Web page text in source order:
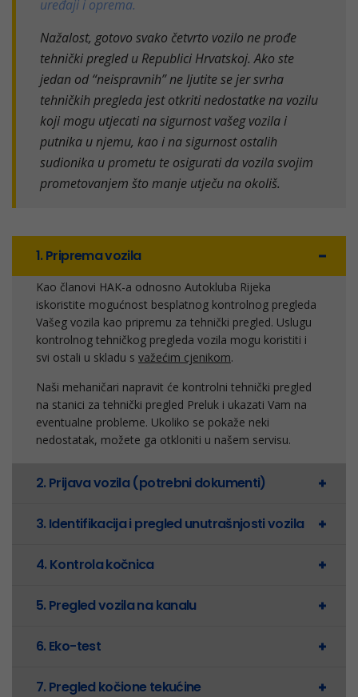
uređaji i oprema.
Nažalost, gotovo svako četvrto vozilo ne prođe
tehnički pregled u Republici Hrvatskoj. Ako ste
jedan od “neispravnih” ne ljutite se jer svrha
tehničkih pregleda jest otkriti nedostatke na vozilu
koji mogu utjecati na sigurnost vašeg vozila i
putnika u njemu, kao i na sigurnost ostalih
sudionika u prometu te osigurati da vozila svojim
prometovanjem što manje utječu na okoliš.
1. Priprema vozila
Kao članovi HAK-a odnosno Autokluba Rijeka
iskoristite mogućnost besplatnog kontrolnog pregleda
Vašeg vozila kao pripremu za tehnički pregled. Uslugu
kontrolnog tehničkog pregleda vozila mogu koristiti i
svi ostali u skladu s važećim cjenikom.
Naši mehaničari napravit će kontrolni tehnički pregled
na stanici za tehnički pregled Preluk i ukazati Vam na
eventualne probleme. Ukoliko se pokaže neki
nedostatak, možete ga otkloniti u našem servisu.
2. Prijava vozila (potrebni dokumenti)
3. Identifikacija i pregled unutrašnjosti vozila
4. Kontrola kočnica
5. Pregled vozila na kanalu
6. Eko-test
7. Pregled kočione tekućine